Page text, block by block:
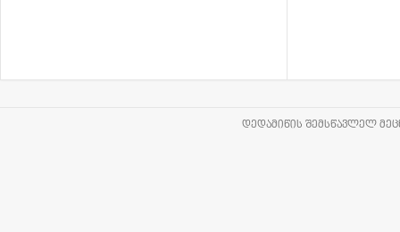
ᲓᲔᲓᲐᲛᲘᲬᲘᲡ ᲨᲔᲛᲡᲬᲐᲕᲚᲔᲚ